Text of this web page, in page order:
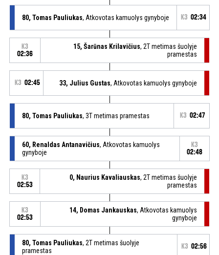
80, Tomas Pauliukas, Atkovotas kamuolys gynyboje K3 02:34
K3
02:36
15, Šarūnas Krilavičius, 2T metimas šuolyje
pramestas
K3 02:45 33, Julius Gustas, Atkovotas kamuolys gynyboje
80, Tomas Pauliukas, 3T metimas pramestas K3 02:47
60, Renaldas Antanavičius, Atkovotas kamuolys
gynyboje
K3
02:48
K3
02:53
0, Naurius Kavaliauskas, 2T metimas šuolyje
pramestas
K3
02:53
14, Domas Jankauskas, Atkovotas kamuolys
gynyboje
80, Tomas Pauliukas, 2T metimas šuolyje
pramestas
K3 02:56